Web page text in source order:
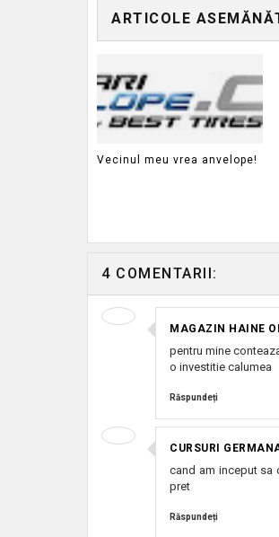
ARTICOLE
Vecinul meu vrea anvelope!
4 COMENTARII:
MAGAZIN HAINE
pentru mine
o investitie calumea
Răspundeți
CURSURI
cand am inceput sa
pret
Răspundeți